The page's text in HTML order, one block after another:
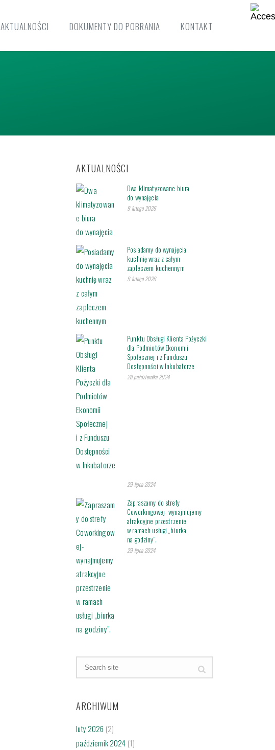
AKTUALNOŚCI DOKUMENTY DO POBRANIA KONTAKT
AKTUALNOŚCI
Dwa klimatyzowane biura
do wynajęcia
9 lutego 2026
Posiadamy do wynajęcia
kuchnię wraz z całym
zapleczem kuchennym
9 lutego 2026
Punktu Obsługi Klienta Pożyczki
dla Podmiotów Ekonomii
Społecznej i z Funduszu
Dostępności w Inkubatorze
28 października 2024
29 lipca 2024
Zapraszamy do strefy
Coworkingowej- wynajmujemy
atrakcyjne przestrzenie
w ramach usługi „biurka
na godziny”.
29 lipca 2024
ARCHIWUM
luty 2026 (2)
październik 2024 (1)